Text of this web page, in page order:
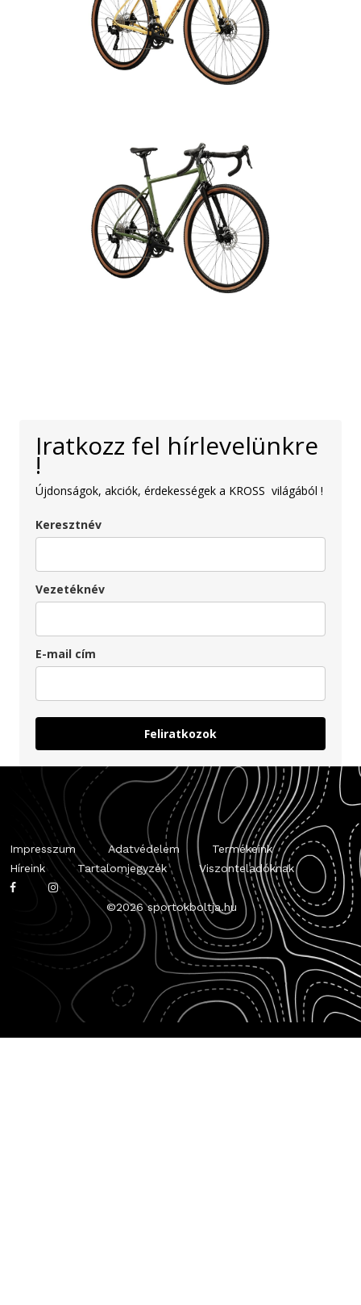
Iratkozz fel hírlevelünkre
!
Újdonságok, akciók, érdekességek a KROSS világából !
Keresztnév
Vezetéknév
E-mail cím
Feliratkozok
Impresszum Adatvédelem
Termékeink
Híreink
Tartalomjegyzék Viszonteladóknak
©2026 sportokboltja.hu